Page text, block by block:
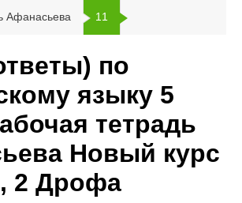
Афанасьева 11
по
языку 5
тетрадь
Новый курс
2 Дрофа